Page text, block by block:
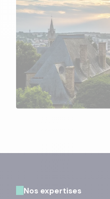
Nos expertises